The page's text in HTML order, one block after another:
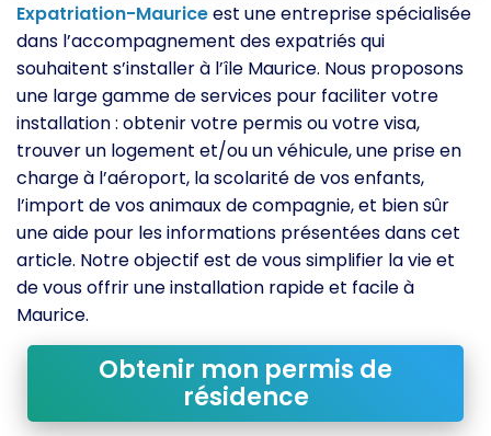
Expatriation-Mauriceest une entreprise spécialisée
dans l’accompagnement des expatriés qui
souhaitent s’installer à l’île Maurice. Nous proposons
une large gamme de services pour faciliter votre
installation : obtenir votre permis ou votre visa,
trouver un logement et/ou un véhicule, une prise en
charge à l’aéroport, la scolarité de vos enfants,
l’import de vos animaux de compagnie, et bien sûr
une aide pour les informations présentées dans cet
article. Notre objectif est de vous simplifier la vie et
de vous offrir une installation rapide et facile à
Maurice.
Obtenir mon permis de
résidence